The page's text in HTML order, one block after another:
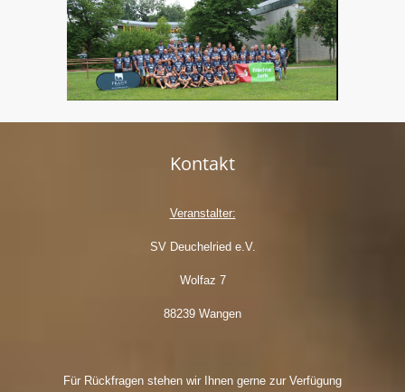
Kontakt
Veranstalter:
SV Deuchelried e.V.
Wolfaz 7
88239 Wangen
Für Rückfragen stehen wir Ihnen gerne zur Verfügung